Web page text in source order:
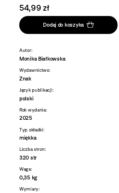
54,99 zł
Dodaj do koszyka
Autor:
Monika Białkowska
Wydawnictwo:
Znak
Język publikacji:
polski
Rok wydania:
2025
Typ okładki:
miękka
Liczba stron:
320 str
Waga:
0,35 kg
Wymiary: